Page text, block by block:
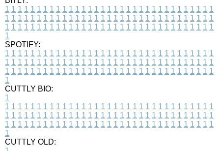
1 1 1 1 1 1 1 1 1 1 1 1 1 1 1 1 1 1 1 1 1 1 1 1 1 1 1 1 1 1 1 1 1
1 1 1 1 1 1 1 1 1 1 1 1 1 1 1 1 1 1 1 1 1 1 1 1 1 1 1 1 1 1 1 1 1
1 1 1 1 1 1 1 1 1 1 1 1 1 1 1 1 1 1 1 1 1 1 1 1 1 1 1 1 1 1 1 1 1
1
SPOTIFY:
1 1 1 1 1 1 1 1 1 1 1 1 1 1 1 1 1 1 1 1 1 1 1 1 1 1 1 1 1 1 1 1 1
1 1 1 1 1 1 1 1 1 1 1 1 1 1 1 1 1 1 1 1 1 1 1 1 1 1 1 1 1 1 1 1 1
1 1 1 1 1 1 1 1 1 1 1 1 1 1 1 1 1 1 1 1 1 1 1 1 1 1 1 1 1 1 1 1 1
1
CUTTLY BIO:
1
1 1 1 1 1 1 1 1 1 1 1 1 1 1 1 1 1 1 1 1 1 1 1 1 1 1 1 1 1 1 1 1 1
1 1 1 1 1 1 1 1 1 1 1 1 1 1 1 1 1 1 1 1 1 1 1 1 1 1 1 1 1 1 1 1 1
1 1 1 1 1 1 1 1 1 1 1 1 1 1 1 1 1 1 1 1 1 1 1 1 1 1 1 1 1 1 1 1 1
1
CUTTLY OLD: